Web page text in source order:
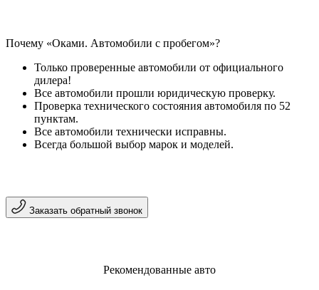
Почему «Оками. Автомобили с пробегом»?
Только проверенные автомобили от официального
дилера!
Все автомобили прошли юридическую проверку.
Проверка технического состояния автомобиля по 52
пунктам.
Все автомобили технически исправны.
Всегда большой выбор марок и моделей.
Заказать обратный звонок
Рекомендованные авто